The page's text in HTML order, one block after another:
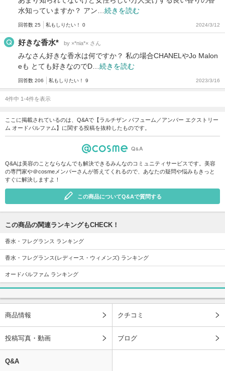
水知っていますか？ アン… 続きを読む
回答数 25 私もしりたい！ 0 2024/3/12
好きな香水* by ×*nia*× さん
みなさん好きな香水は何ですか？ 私の場合CHANELやJo Malon
eも とても好きなのでD… 続きを読む
回答数 206 私もしりたい！ 9 2023/3/16
4件中 1-4件を表示
ここに掲載されているのは、Q&Aで【ラルチザン パフューム／アンバー エクストリー
ム オードパルファム】に関する投稿を抜粋したものです。
Q&Aは美容のことならなんでも解決できるみんなのコミュニティサービスです。美容
の専門家や＠cosmeメンバーさんが答えてくれるので、あなたの疑問や悩みもきっと
すぐに解決しますよ！
この商品についてQ&Aで質問する
この商品の関連ランキングもCHECK！
香水・フレグランス ランキング
香水・フレグランス(レディース・ウィメンズ) ランキング
オードパルファム ランキング
商品情報 クチコミ
投稿写真・動画 ブログ
Q&A